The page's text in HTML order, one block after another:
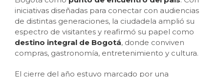
iniciativas diseñadas para conectar con audiencias
de distintas generaciones, la ciudadela amplió su
espectro de visitantes y reafirmó su papel como
destino integral de Bogotá, donde conviven
compras, gastronomía, entretenimiento y cultura.
El cierre del año estuvo marcado por una